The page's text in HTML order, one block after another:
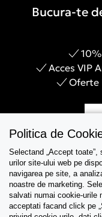
Bucura-te
Acces VIP
Oferte
Asistenta
Colectii
Politica de
Selectand „Accept
urilor site-ului web pe
navigarea pe site, a
noastre de marketing.
salvati numai cookie-urile
acceptati facand click pe